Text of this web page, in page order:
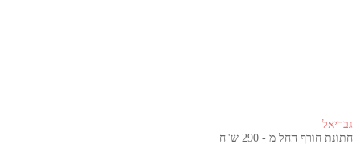
גבריאל
חתונת חורף החל מ - 290 ש"ח